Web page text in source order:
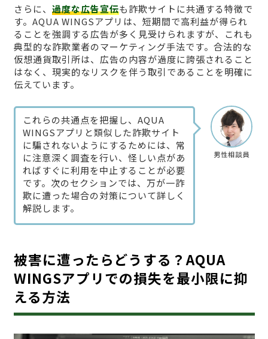
さらに、 過度な広告宣伝も詐欺サイトに共通する特徴で
す。AQUA WINGSアプリは、短期間で高利益が得られ
ることを強調する広告が多く見受けられますが、これも
典型的な詐欺業者のマーケティング手法です。合法的な
仮想通貨取引所は、広告の内容が過度に誇張されること
はなく、現実的なリスクを伴う取引であることを明確に
伝えています。
男性相談員
これらの共通点を把握し、AQUA
WINGSアプリと類似した詐欺サイト
に騙されないようにするためには、常
に注意深く調査を行い、怪しい点があ
ればすぐに利用を中止することが必要
です。次のセクションでは、万が一詐
欺に遭った場合の対策について詳しく
解説します。
被害に遭ったらどうする？AQUA
WINGSアプリでの損失を最小限に抑
える方法